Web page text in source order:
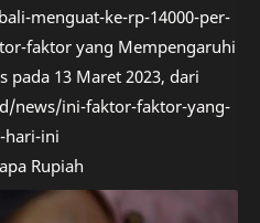
menguat-ke-rp-14000-per-
faktor yang Mempengaruhi
pada 13 Maret 2023, dari
news/ini-faktor-faktor-yang-
hari-ini